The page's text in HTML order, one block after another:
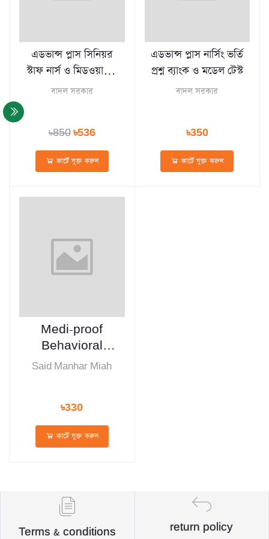
এডভান্স প্লাস সিনিয়র
স্টাফ নার্স ও মিডওয়াইফ
নিয়োগ সহায়িকা
বাদল সরকার
৳850৳536
কার্টে যুক্ত করুন
এডভান্স প্লাস নার্সিং ভর্তি
প্রশ্ন ব্যাংক ও মডেল টেস্ট
বাদল সরকার
৳350
কার্টে যুক্ত করুন
Medi-proof
Behavioral
science
Said Manhar Miah
৳330
কার্টে যুক্ত করুন
Terms & conditions return policy